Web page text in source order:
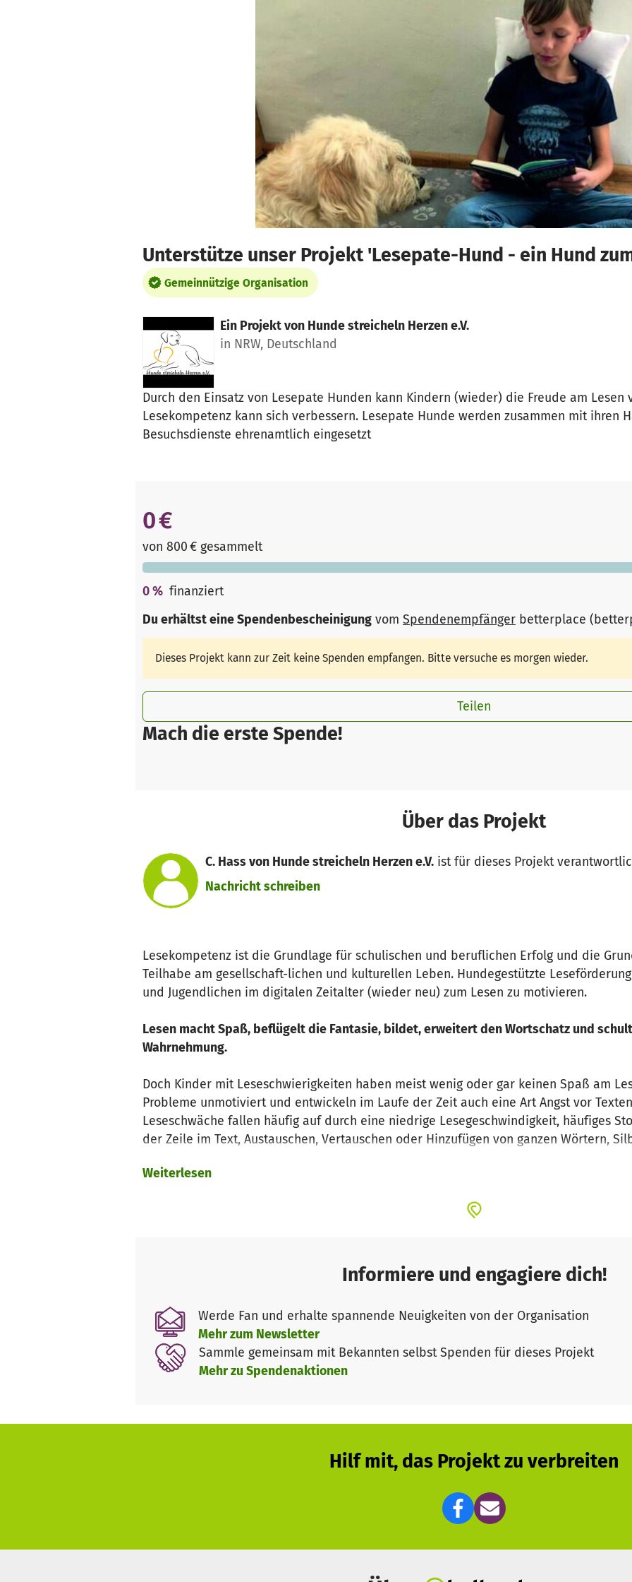
Unterstütze unser Projekt 'Lesepate-Hund - ein Hund
Gemeinnützige Organisation
Ein Projekt von Hunde streicheln Herzen e.V.
in NRW, Deutschland
Durch den Einsatz von Lesepate Hunden kann Kindern (wieder) die Freude am
Lesekompetenz kann sich verbessern. Lesepate Hunde werden zusammen mit ihren
Besuchsdienste ehrenamtlich eingesetzt
Mach die erste Spende!
0 €
von 800 € gesammelt
0% finanziert
Du erhältst eine Spendenbescheinigung vom Spendenempfänger betterplace
Dieses Projekt kann zur Zeit keine Spenden empfangen. Bitte versuche es morgen wieder.
Teilen
Über das Projekt
C. Hass von Hunde streicheln Herzen e.V.ist für dieses Projekt
Nachricht schreiben
Lesekompetenz ist die Grundlage für schulischen und beruflichen Erfolg und die
Teilhabe am gesellschaft-lichen und kulturellen Leben. Hundegestützte
und Jugendlichen im digitalen Zeitalter (wieder neu) zum Lesen zu motivieren.
Lesen macht Spaß, beflügelt die Fantasie, bildet, erweitert den Wortschatz und
Wahrnehmung.
Doch Kinder mit Leseschwierigkeiten haben meist wenig oder gar keinen Spaß am
Probleme unmotiviert und entwickeln im Laufe der Zeit auch eine Art Angst vor
Leseschwäche fallen häufig auf durch eine niedrige Lesegeschwindigkeit, häufiges
der Zeile im Text, Austauschen, Vertauschen oder Hinzufügen von ganzen Wörtern,
Die häufigsten Ursachen für eine Leseschwäche können eine Lese-
können aber auch Krankheitsbilder wie z.B. das Down-Syndrom oder Auf-
Lesepate-Hund lst Unterstützung zur Leseförderung
Der Einsatz von Hunden ist eine bewährte Methode, um Kindern die Freude am
Lesekompetenzen zu verbessern. Die Anwesenheit eines Hundes kann dabei viele
haben. Studien haben positive Auswirkungen auf die physiologischen Reaktionen
Hunden wirkt beruhigend, der Spiegel des Stresshormons Kortisol reduziert sich und
Kuschelhormons Oxytocin kann aktiviert werden. In der Folge kann sich Angst und
Es macht den Kindern Spaß, einem Hund vorzulesen, er hört zu ohne zu kritisieren.
zu streicheln und seine Nähe zu spüren. Ängste und Hemmungen, die durch
Für einen erfolgreichen Einsatz ist es im Vorfeld erforderlich, dass Hund und
Weiterlesen
Informiere und engagiere dich!
Werde Fan und erhalte spannende Neuigkeiten von der Organisation
Mehr zum Newsletter
Sammle gemeinsam mit Bekannten selbst Spenden für dieses Projekt
Mehr zu Spendenaktionen
Hilf mit, das Projekt zu verbreiten